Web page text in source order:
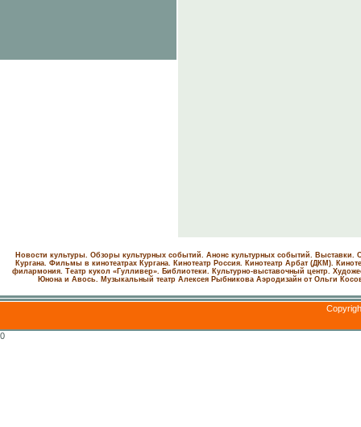
Новости культуры. Обзоры культурных событий. Анонс культурных событий. Выставки.
Кургана. Фильмы в кинотеатрах Кургана.
Кинотеатр Россия. Кинотеатр Арбат (ДКМ).
филармония. Театр кукол «Гулливер». Библиотеки. Культурно-выставочный центр.
Юнона и Авось. Музыкальный театр Алексея Рыбникова Аэродизайн от Ольги
0